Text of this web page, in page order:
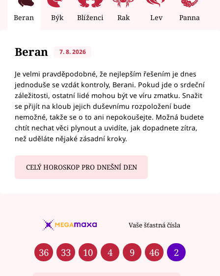
Beran Býk Blíženci Rak Lev Panna
Beran 7. 8. 2026
Je velmi pravděpodobné, že nejlepším řešením je dnes
jednoduše se vzdát kontroly, Berani. Pokud jde o srdeční
záležitosti, ostatní lidé mohou být ve víru zmatku. Snažit
se přijít na kloub jejich duševnímu rozpoložení bude
nemožné, takže se o to ani nepokoušejte. Možná budete
chtít nechat věci plynout a uvidíte, jak dopadnete zítra,
než uděláte nějaké zásadní kroky.
CELÝ HOROSKOP PRO DNEŠNÍ DEN
Vaše šťastná čísla
36 33 10 4 9 46 2